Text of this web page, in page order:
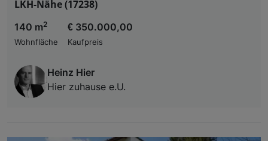
LKH-Nähe (17238)
140 m2
Wohnfläche
€ 350.000,00
Kaufpreis
Heinz Hier
Hier zuhause e.U.